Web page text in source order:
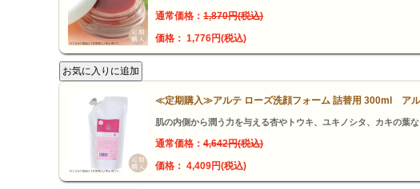
通常価格：1,870円(税込)
価格： 1,776円(税込)
≪定期購入≫アルテ ローズ洗顔フォーム 詰替用 300ml ア
肌の内側から潤う力を与える杏やトウキ、ユキノシタ、カキの葉
通常価格：4,642円(税込)
価格： 4,409円(税込)